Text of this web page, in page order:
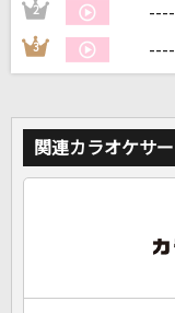
家族
2 ----
3 ----
関連カラオケサ